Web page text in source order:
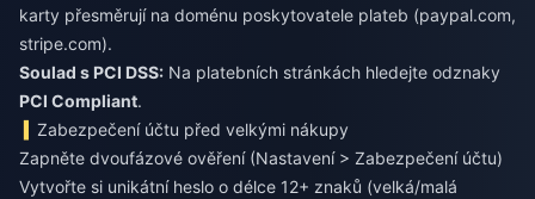
karty přesměrují na doménu poskytovatele plateb (paypal.com,
stripe.com).
Soulad s PCI DSS: Na platebních stránkách hledejte odznaky
PCI Compliant.
Zabezpečení účtu před velkými nákupy
Zapněte dvoufázové ověření (Nastavení > Zabezpečení účtu)
Vytvořte si unikátní heslo o délce 12+ znaků (velká/malá